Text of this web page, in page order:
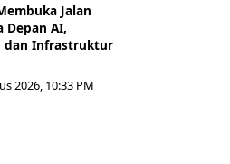
Jalan
Depan AI,
dan Infrastruktur
2026, 10:33 PM